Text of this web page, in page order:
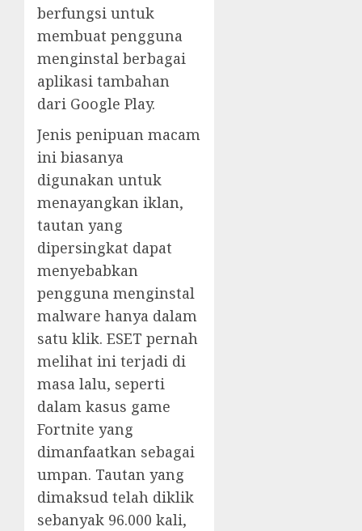
berfungsi untuk
membuat pengguna
menginstal berbagai
aplikasi tambahan
dari Google Play.
Jenis penipuan macam
ini biasanya
digunakan untuk
menayangkan iklan,
tautan yang
dipersingkat dapat
menyebabkan
pengguna menginstal
malware hanya dalam
satu klik. ESET pernah
melihat ini terjadi di
masa lalu, seperti
dalam kasus game
Fortnite yang
dimanfaatkan sebagai
umpan. Tautan yang
dimaksud telah diklik
sebanyak 96.000 kali,